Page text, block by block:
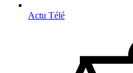
Actu Télé